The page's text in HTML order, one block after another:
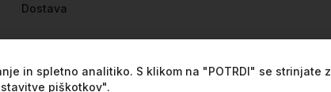
Dostava
in spletno analitiko. S klikom na "POTRDI" se strinjate z
piškotkov".